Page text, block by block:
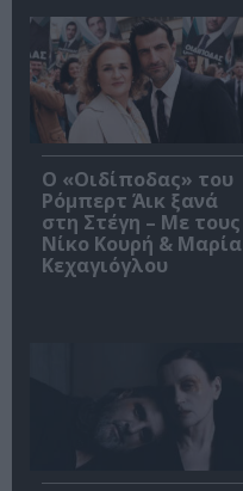
O «Οιδίποδας» του
Ρόμπερτ Άικ ξανά
στη Στέγη – Με τους
Νίκο Κουρή & Μαρία
Κεχαγιόγλου